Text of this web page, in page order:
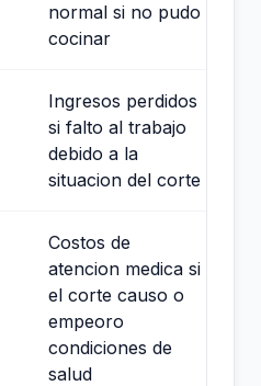
normal si no pudo
cocinar
Ingresos perdidos
si falto al trabajo
debido a la
situacion del corte
Costos de
atencion medica si
el corte causo o
empeoro
condiciones de
salud